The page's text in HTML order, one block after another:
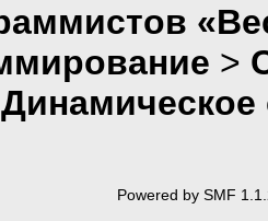
>
Динамическое
Powered by SMF